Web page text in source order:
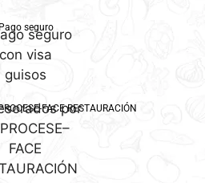
Pago seguro
FACE RESTAURACIÓN